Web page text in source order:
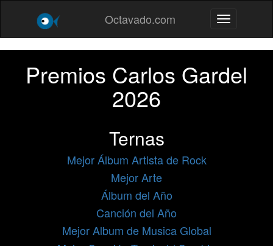
Octavado.com Toggle
Premios Carlos Gardel
2026
Ternas
Mejor Álbum Artista de Rock
Mejor Arte
Álbum del Año
Canción del Año
Mejor Album de Musica Global